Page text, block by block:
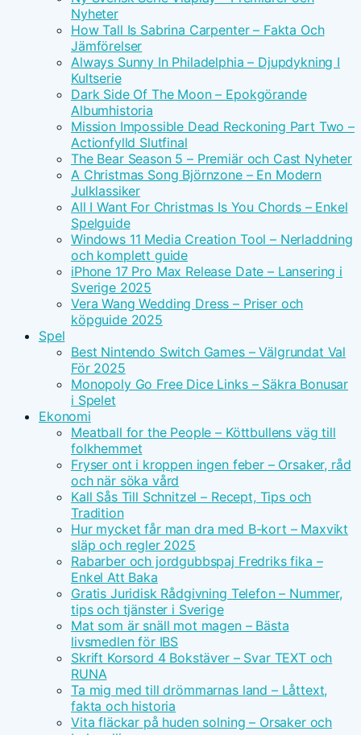
Nyheter
How Tall Is Sabrina Carpenter – Fakta Och
Jämförelser
Always Sunny In Philadelphia – Djupdykning I
Kultserie
Dark Side Of The Moon – Epokgörande
Albumhistoria
Mission Impossible Dead Reckoning Part Two –
Actionfylld Slutfinal
The Bear Season 5 – Premiär och Cast Nyheter
A Christmas Song Björnzone – En Modern
Julklassiker
All I Want For Christmas Is You Chords – Enkel
Spelguide
Windows 11 Media Creation Tool – Nerladdning
och komplett guide
iPhone 17 Pro Max Release Date – Lansering i
Sverige 2025
Vera Wang Wedding Dress – Priser och
köpguide 2025
Spel
Best Nintendo Switch Games – Välgrundat Val
För 2025
Monopoly Go Free Dice Links – Säkra Bonusar
i Spelet
Ekonomi
Meatball for the People – Köttbullens väg till
folkhemmet
Fryser ont i kroppen ingen feber – Orsaker, råd
och när söka vård
Kall Sås Till Schnitzel – Recept, Tips och
Tradition
Hur mycket får man dra med B-kort – Maxvikt
släp och regler 2025
Rabarber och jordgubbspaj Fredriks fika –
Enkel Att Baka
Gratis Juridisk Rådgivning Telefon – Nummer,
tips och tjänster i Sverige
Mat som är snäll mot magen – Bästa
livsmedlen för IBS
Skrift Korsord 4 Bokstäver – Svar TEXT och
RUNA
Ta mig med till drömmarnas land – Låttext,
fakta och historia
Vita fläckar på huden solning – Orsaker och